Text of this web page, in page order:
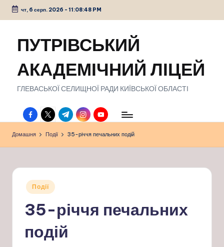
Перейти
чт, 6 серп. 2026 - 11:08:49 PM
ПУТРІВСЬКИЙ
АКАДЕМІЧНИЙ ЛІЦЕЙ
ГЛЕВАСЬКОЇ СЕЛИЩНОЇ РАДИ КИЇВСЬКОЇ ОБЛАСТІ
facebook.com
twitter.com
t.me instagram.com
youtube.com
Домашня Події 35-річчя печальних подій
Опубліковано
Події
35-річчя печальних
подій